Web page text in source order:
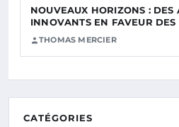
NOUVEAUX HORIZONS : DES
INNOVANTS EN FAVEUR DES
THOMAS MERCIER
CATÉGORIES